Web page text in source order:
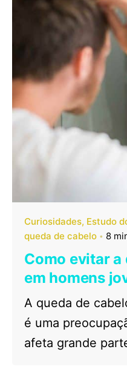
Curiosidades Estudo
queda de cabelo
8
Como evitar a
em homens
A queda de
é uma
afeta grande